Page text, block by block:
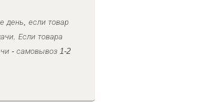
день, если товар
Если товара
- самовывоз 1-2